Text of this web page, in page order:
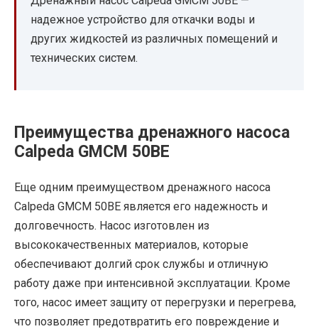
надежное устройство для откачки воды и
других жидкостей из различных помещений и
технических систем.
Преимущества дренажного насоса
Calpeda GMCM 50BE
Еще одним преимуществом дренажного насоса
Calpeda GMCM 50BE является его надежность и
долговечность. Насос изготовлен из
высококачественных материалов, которые
обеспечивают долгий срок службы и отличную
работу даже при интенсивной эксплуатации. Кроме
того, насос имеет защиту от перегрузки и перегрева,
что позволяет предотвратить его повреждение и